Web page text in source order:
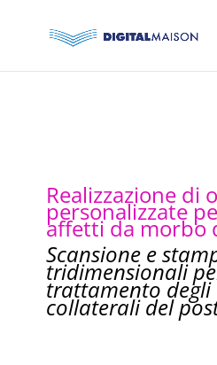
Realizzazione di
personalizzate
affetti da morbo
Scansione e
tridimensionali
trattamento degli
collaterali del